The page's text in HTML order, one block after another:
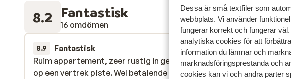
Dessa är små textfiler som
webbplats. Vi använder
fungerar korrekt och fungerar
analytiska cookies för att
information du lämnar och
marknadsföringsprestanda och
cookies kan vi och andra parter
8.2 Fantastisk
16 omdömen
8.9 Fantastisk
11 apr. 2026
Ruim appartement, zeer rustig in gebouw, met lift tot
op een vertrek piste. Wel betalende parking zowel
Ruim appartement, zeer rustig in gebouw, met lift tot
op een vertrek piste. Wel betalende parking zowel
Zeer
Zeer